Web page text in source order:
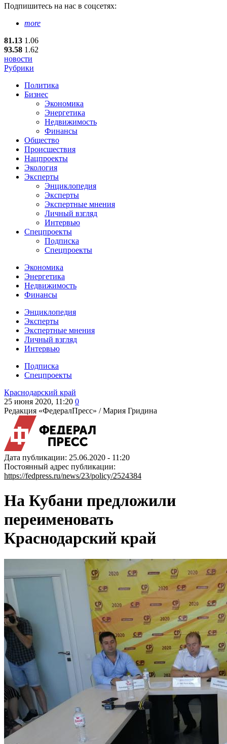
Подпишитесь на нас в соцсетях:
more
81.13 1.06
93.58 1.62
новости
Рубрики
Политика
Бизнес
Экономика
Энергетика
Недвижимость
Финансы
Общество
Происшествия
Нацпроекты
Экология
Эксперты
Энциклопедия
Эксперты
Экспертные мнения
Личный взгляд
Интервью
Спецпроекты
Подписка
Спецпроекты
Экономика
Энергетика
Недвижимость
Финансы
Энциклопедия
Эксперты
Экспертные мнения
Личный взгляд
Интервью
Подписка
Спецпроекты
Краснодарский край
25 июня 2020, 11:20 0
Редакция «ФедералПресс» /Мария Гридина
Дата публикации: 25.06.2020 - 11:20
Постоянный адрес публикации:
https://fedpress.ru/news/23/policy/2524384
На Кубани предложили
переименовать
Краснодарский край